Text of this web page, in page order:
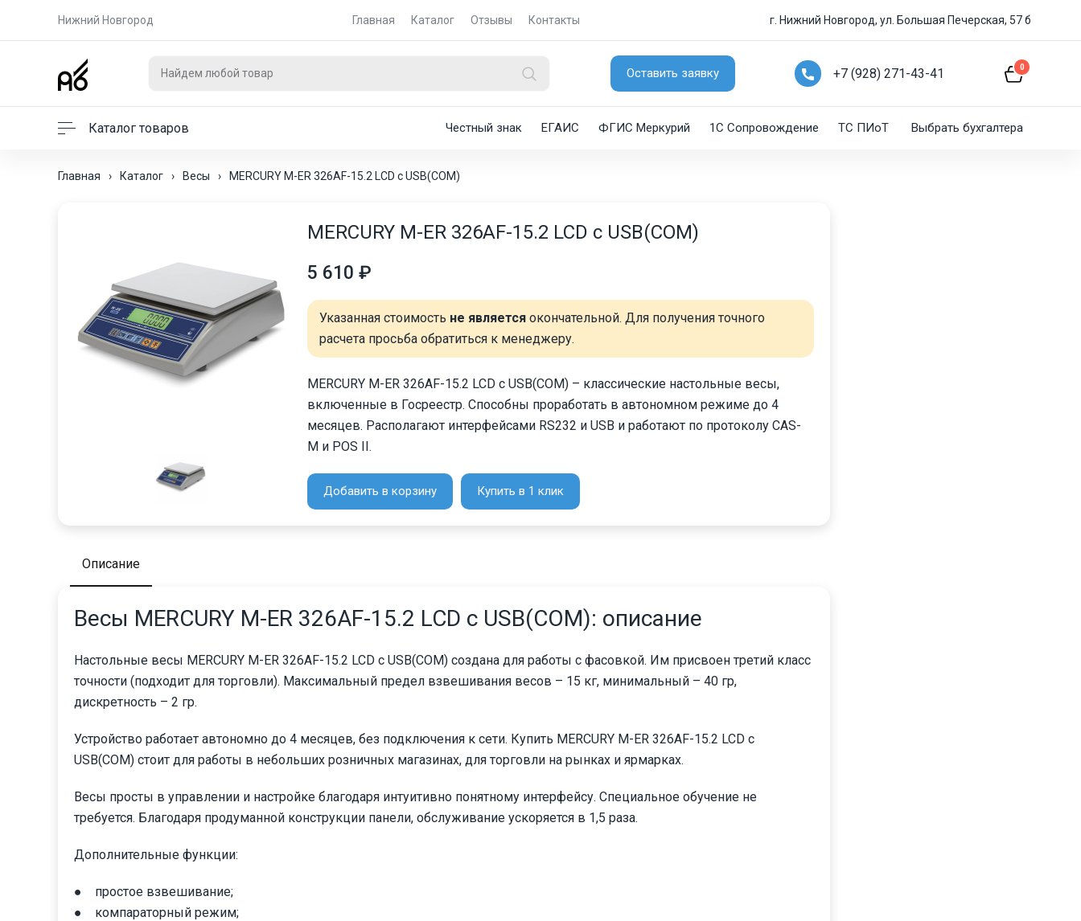
Нижний Новгород Главная Каталог Отзывы Контакты г. Нижний Новгород, ул. Большая Печерская, 57 б
Оставить заявку +7 (928) 271-43-41 0
Каталог товаров Честный знак ЕГАИС ФГИС Меркурий 1C Сопровождение ТС ПИоТ Выбрать бухгалтера
Главная › Каталог › Весы › MERCURY M-ER 326AF-15.2 LCD с USB(COM)
MERCURY M-ER 326AF-15.2 LCD с USB(COM)
5 610 ₽
Указанная стоимость не является окончательной. Для получения точного
расчета просьба обратиться к менеджеру.
MERCURY M-ER 326AF-15.2 LCD с USB(COM) – классические настольные весы,
включенные в Госреестр. Способны проработать в автономном режиме до 4
месяцев. Располагают интерфейсами RS232 и USB и работают по протоколу CAS-
M и POS II.
Добавить в корзину Купить в 1 клик
Описание
Весы MERCURY M-ER 326AF-15.2 LCD с USB(COM): описание
Настольные весы MERCURY M-ER 326AF-15.2 LCD с USB(COM) создана для работы с фасовкой. Им присвоен третий класс
точности (подходит для торговли). Максимальный предел взвешивания весов – 15 кг, минимальный – 40 гр,
дискретность – 2 гр.
Устройство работает автономно до 4 месяцев, без подключения к сети. Купить MERCURY M-ER 326AF-15.2 LCD с
USB(COM) стоит для работы в небольших розничных магазинах, для торговли на рынках и ярмарках.
Весы просты в управлении и настройке благодаря интуитивно понятному интерфейсу. Специальное обучение не
требуется. Благодаря продуманной конструкции панели, обслуживание ускоряется в 1,5 раза.
Дополнительные функции:
● простое взвешивание;
● компараторный режим;